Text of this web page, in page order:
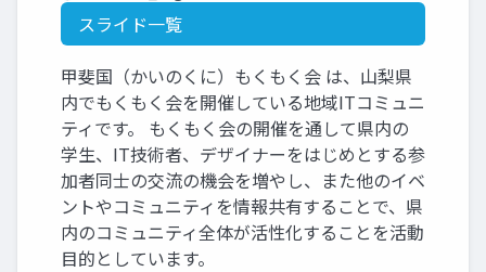
スライド一覧
甲斐国（かいのくに）もくもく会 は、山梨県
内でもくもく会を開催している地域ITコミュニ
ティです。 もくもく会の開催を通して県内の
学生、IT技術者、デザイナーをはじめとする参
加者同士の交流の機会を増やし、また他のイベ
ントやコミュニティを情報共有することで、県
内のコミュニティ全体が活性化することを活動
目的としています。